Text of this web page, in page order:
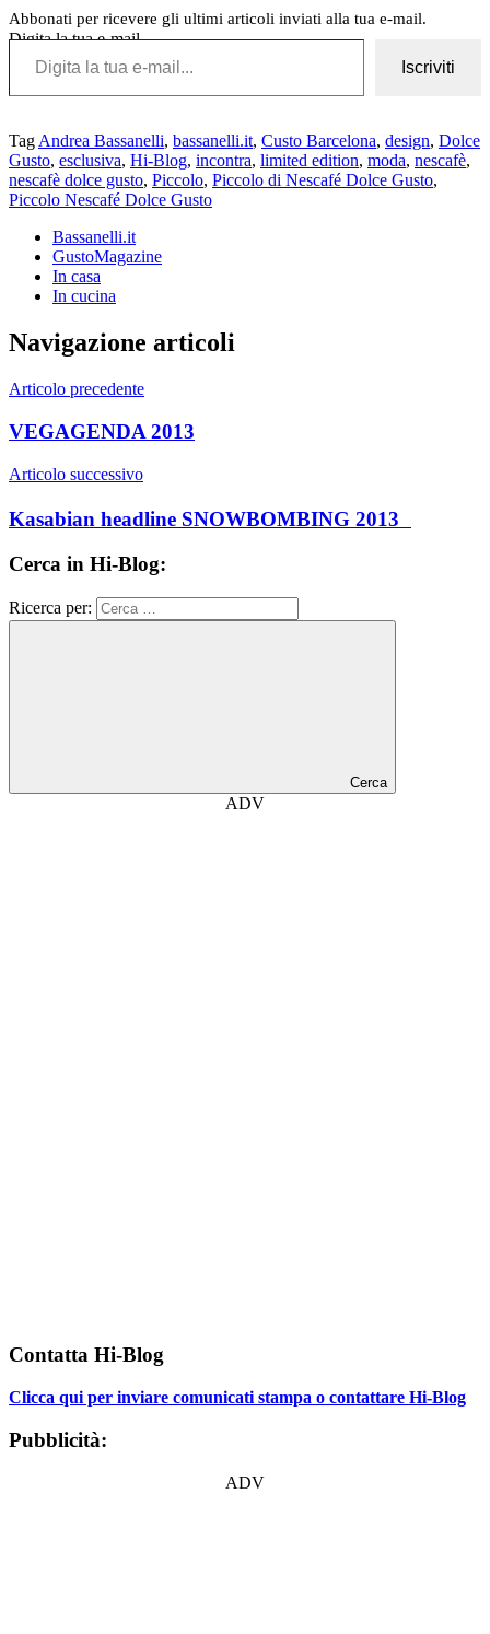
Abbonati per ricevere gli ultimi articoli inviati alla tua e-mail.
Digita la tua e-mail...
Iscriviti
Tag Andrea Bassanelli, bassanelli.it, Custo Barcelona, design, Dolce
Gusto, esclusiva, Hi-Blog, incontra, limited edition, moda, nescafè,
nescafè dolce gusto, Piccolo, Piccolo di Nescafé Dolce Gusto,
Piccolo Nescafé Dolce Gusto
Bassanelli.it
GustoMagazine
In casa
In cucina
Navigazione articoli
Articolo precedente
VEGAGENDA 2013
Articolo successivo
Kasabian headline SNOWBOMBING 2013
Cerca in Hi-Blog:
Ricerca per:
Cerca
ADV
Contatta Hi-Blog
Clicca qui per inviare comunicati stampa o contattare Hi-Blog
Pubblicità:
ADV